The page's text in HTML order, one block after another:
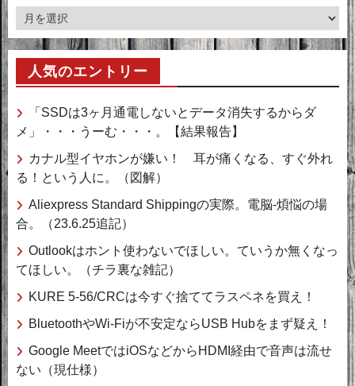
ア
ー
カ
ブ
人気のエントリー
「SSDは3ヶ月通電しないとデータ消失するからダ
メ」・・・うーむ・・・。【結果報告】
カナル型イヤホンが嫌い！ 耳が痛くなる、すぐ外れ
る！という人に。（図解）
Aliexpress Standard Shippingの実際。電脳-煩悩の場
合。（23.6.25追記）
Outlookはホント使わないでほしい。ていうか無くなっ
てほしい。（チラ裏な雑記）
KURE 5-56/CRCは今すぐ捨ててラスペネを買え！
BluetoothやWi-Fiが不安定ならUSB Hubをまず疑え！
Google MeetではiOSなどからHDMI経由で音声は流せ
ない（現仕様）